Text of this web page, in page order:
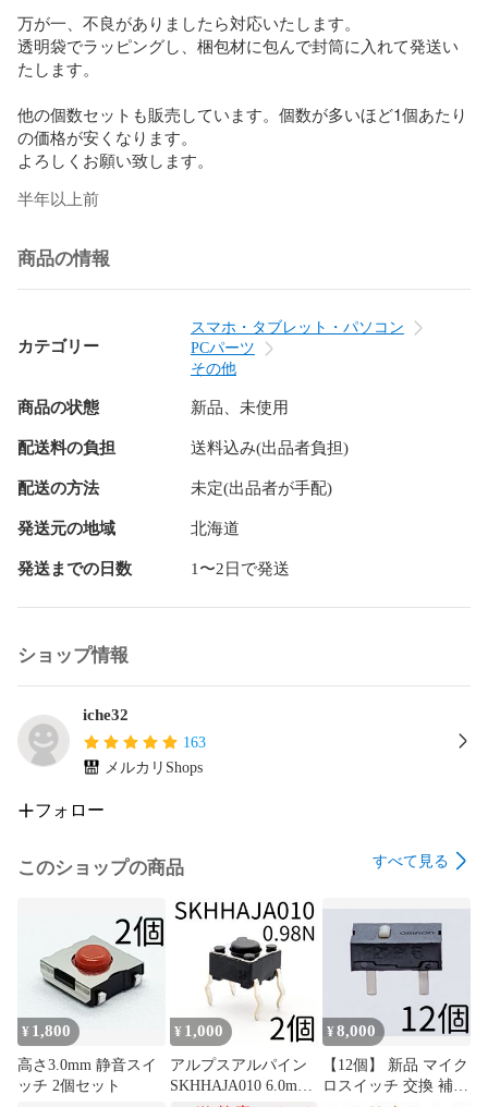
万が一、不良がありましたら対応いたします。
透明袋でラッピングし、梱包材に包んで封筒に入れて発送い
たします。
他の個数セットも販売しています。個数が多いほど1個あたり
の価格が安くなります。
よろしくお願い致します。
半年以上前
商品の情報
カテゴリー
スマホ・タブレット・パソコン
PCパーツ
その他
商品の状態 新品、未使用
配送料の負担 送料込み(出品者負担)
配送の方法 未定(出品者が手配)
発送元の地域 北海道
発送までの日数 1〜2日で発送
ショップ情報
iche32
163
メルカリShops
フォロー
このショップの商品 すべて見る
¥ 1,800
高さ3.0mm 静音スイ
ッチ 2個セット
¥ 1,000
アルプスアルパイン
SKHHAJA010 6.0mm
¥8,000
【12個】 新品 マイク
ロスイッチ 交換 補修